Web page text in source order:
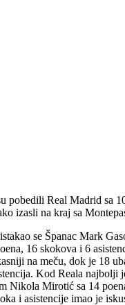
pobedili Real Madrid sa
izasli na kraj sa
se Španac Mark
16 skokova i 6
na meču, dok je 18
Kod Reala najbolji
Nikola Mirotić sa 14
i asistencije imao je